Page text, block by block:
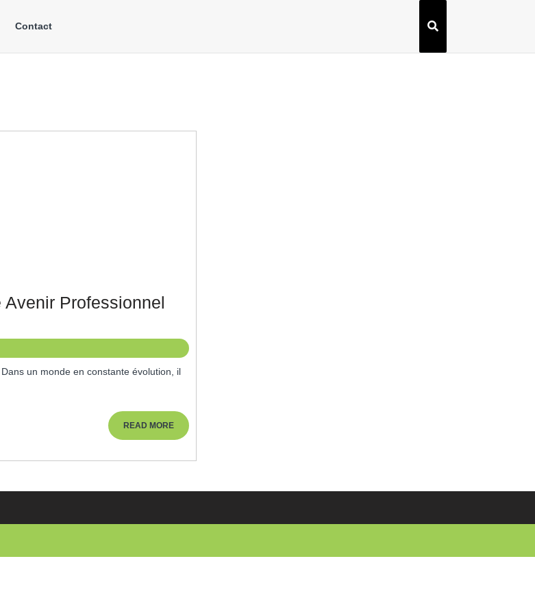
Contact
Professionnel
READ MOREREAD
MORE